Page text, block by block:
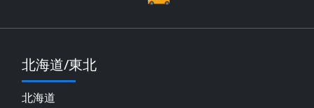
北海道/東北
北海道